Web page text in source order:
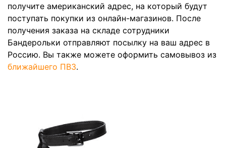
получите американский адрес, на который будут
поступать покупки из онлайн-магазинов. После
получения заказа на складе сотрудники
Бандерольки отправляют посылку на ваш адрес в
Россию. Вы также можете оформить самовывоз из
ближайшего ПВЗ.